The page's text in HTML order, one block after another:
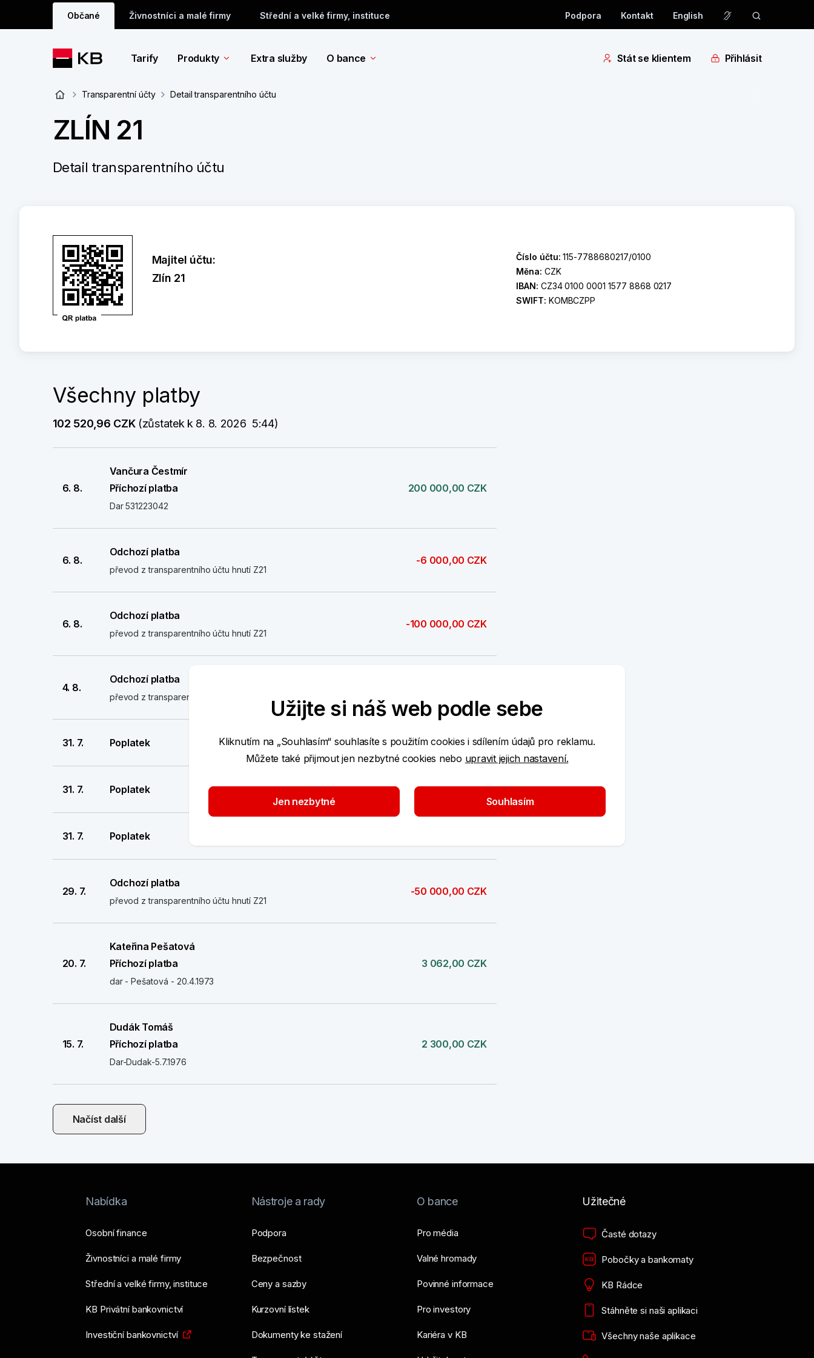
Občané Živnostníci a malé firmy Střední a velké firmy, instituce Podpora Kontakt English
Tarify Produkty Extra služby O bance Stát se klientem Přihlásit
Transparentní účty Detail transparentního účtu
ZLÍN 21
Detail transparentního účtu
Majitel účtu:
Zlín 21
Číslo účtu:115-7788680217/0100
Měna: CZK
IBAN: CZ34 0100 0001 1577 8868 0217
SWIFT: KOMBCZPP
Všechny platby
102 520,96 CZK (zůstatek k 8. 8. 2026  5:44)
6. 8.
Vančura Čestmír
Příchozí platba
Dar 531223042
200 000,00 CZK
6. 8.
Odchozí platba
převod z transparentního účtu hnutí Z21
-6 000,00 CZK
6. 8.
Odchozí platba
převod z transparentního účtu hnutí Z21
-100 000,00 CZK
4. 8.
Odchozí platba
převod z transparentního účtu hnutí Z21
31. 7. Poplatek -30,00 CZK
31. 7. Poplatek -42,00 CZK
31. 7. Poplatek
29. 7.
Odchozí platba
převod z transparentního účtu hnutí Z21
-50 000,00 CZK
20. 7.
Kateřina Pešatová
Příchozí platba
dar - Pešatová - 20.4.1973
3 062,00 CZK
15. 7.
Dudák Tomáš
Příchozí platba
Dar-Dudak-5.7.1976
2 300,00 CZK
Načíst další
Nabídka
Osobní finance
Živnostníci a malé firmy
Střední a velké firmy, instituce
KB Privátní bankovnictví
Investiční bankovnictví
Nástroje a rady
Podpora
Bezpečnost
Ceny a sazby
Kurzovní lístek
Dokumenty ke stažení
O bance
Pro média
Valné hromady
Povinné informace
Pro investory
Kariéra v KB
Užitečné
Časté dotazy
Pobočky a bankomaty
KB Rádce
Stáhněte si naši aplikaci
Všechny naše aplikace
Užijte si náš web podle sebe
Kliknutím na „Souhlasím“ souhlasíte s použitím cookies i sdílením údajů pro reklamu.
Můžete také přijmout jen nezbytné cookies nebo upravit jejich nastavení.
Jen nezbytné Souhlasím